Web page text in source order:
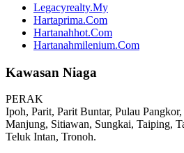
Legacyrealty.My
Hartaprima.Com
Hartanahhot.Com
Hartanahmilenium.Com
Kawasan Niaga
PERAK
Ipoh, Parit, Parit Buntar, Pulau
Manjung, Sitiawan, Sungkai, Taiping,
Teluk Intan, Tronoh.